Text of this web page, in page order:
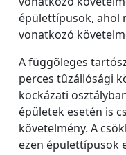
épülettípusok, ahol
vonatkozó
A függõleges
perces tûzállósági
kockázati
épületek esetén is
követelmény. A
ezen épülettípusok